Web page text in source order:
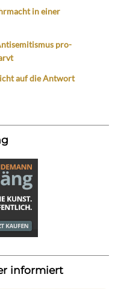
in einer
pro-
auf die Antwort
informiert